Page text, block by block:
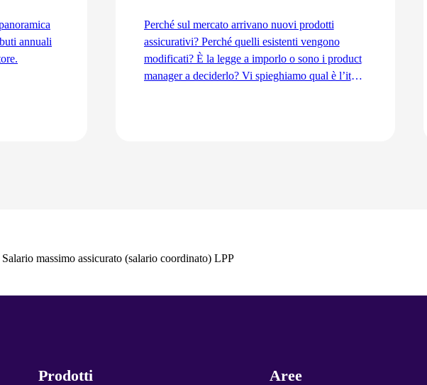
annuali
Perché sul mercato arrivano nuovi prodotti
assicurativi? Perché quelli esistenti vengono
modificati? È la legge a imporlo o sono i product
manager a deciderlo? Vi spieghiamo qual è l’iter
Salario massimo assicurato (salario coordinato) LPP
Prodotti Aree